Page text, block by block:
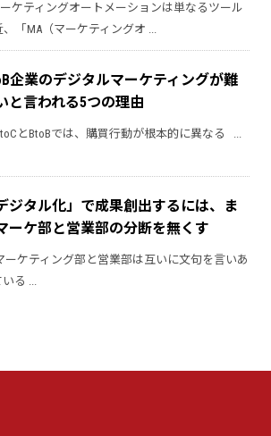
ケティングオートメーションは単なるツール
、「MA（マーケティングオ ...
企業のデジタルマーケティングが難
と言われる5つの理由
とBtoBでは、購買行動が根本的に異なる ...
ジタル化」で成果創出するには、ま
ーケ部と営業部の分断を無くす
ーケティング部と営業部は互いに文句を言いあ
いる ...